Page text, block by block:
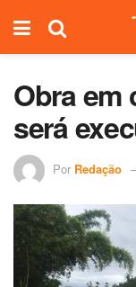
Obra em
será
Por Redação